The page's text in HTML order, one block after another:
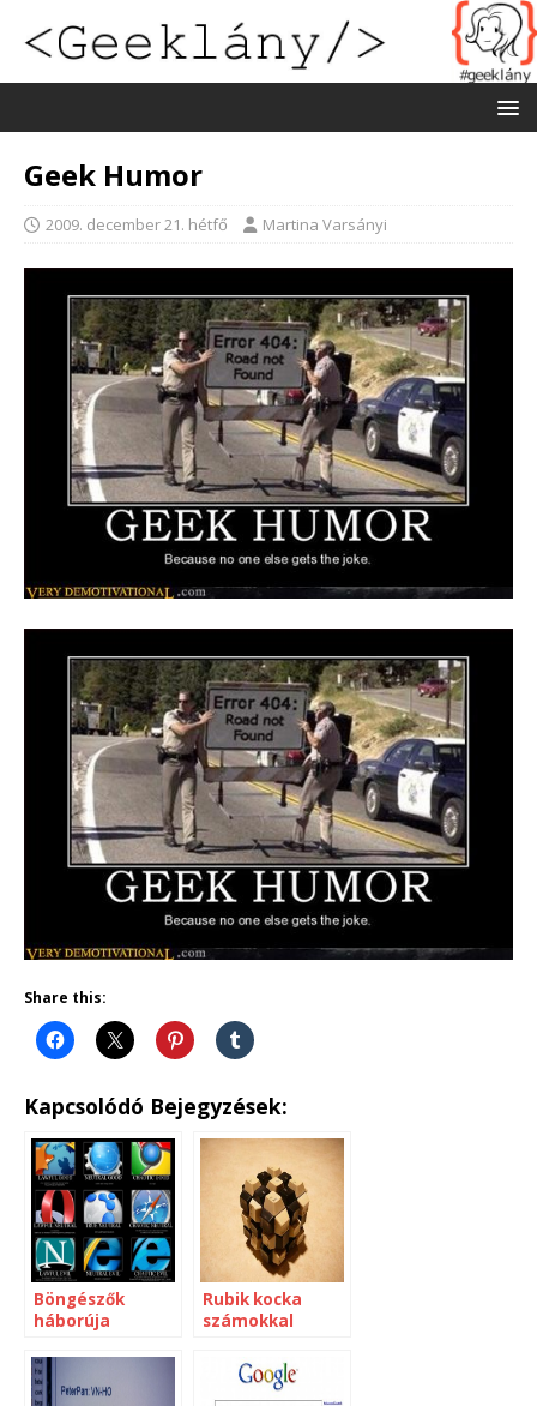
Geek Humor
2009. december 21. hétfő Martina Varsányi
Share this:
Kapcsolódó Bejegyzések:
Böngészők
háborúja
Rubik kocka
számokkal